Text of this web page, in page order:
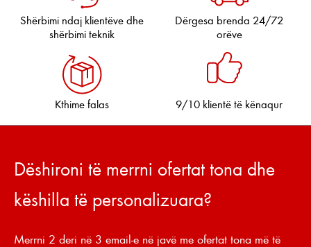
Shërbimi ndaj klientëve dhe
shërbimi teknik
Dërgesa brenda 24/72
orëve
Kthime falas 9/10 klientë të kënaqur
Dëshironi të merrni ofertat tona dhe
këshilla të personalizuara?
Merrni 2 deri në 3 email-e në javë me ofertat tona më të